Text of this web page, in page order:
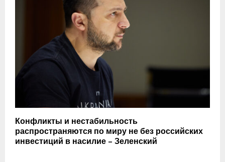
Конфликты и нестабильность
распространяются по миру не без российских
инвестиций в насилие – Зеленский